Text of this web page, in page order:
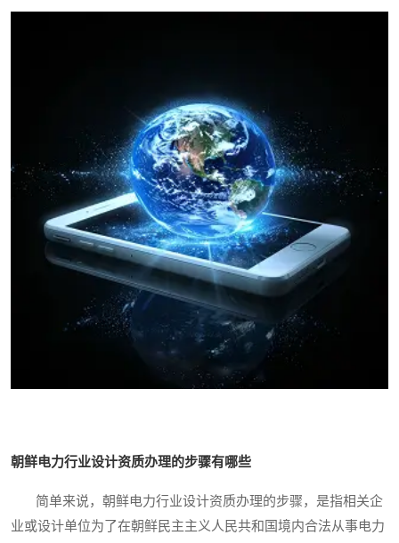
朝鲜电力行业设计资质办理的步骤有哪些
简单来说，朝鲜电力行业设计资质办理的步骤，是指相关企
业或设计单位为了在朝鲜民主主义人民共和国境内合法从事电力